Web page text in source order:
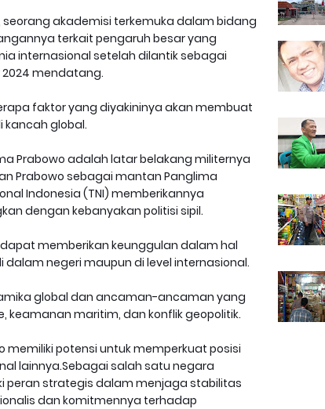
seorang akademisi terkemuka dalam bidang
terkait pengaruh besar yang
internasional setelah dilantik sebagai
2024 mendatang.
faktor yang diyakininya akan membuat
kancah global.
Prabowo adalah latar belakang militernya
Prabowo sebagai mantan Panglima
Indonesia (TNI) memberikannya
dengan kebanyakan politisi sipil.
memberikan keunggulan dalam hal
negeri maupun di level internasional.
global dan ancaman-ancaman yang
keamanan maritim, dan konflik geopolitik.
memiliki potensi untuk memperkuat posisi
lainnya.Sebagai salah satu negara
peran strategis dalam menjaga stabilitas
dan komitmennya terhadap